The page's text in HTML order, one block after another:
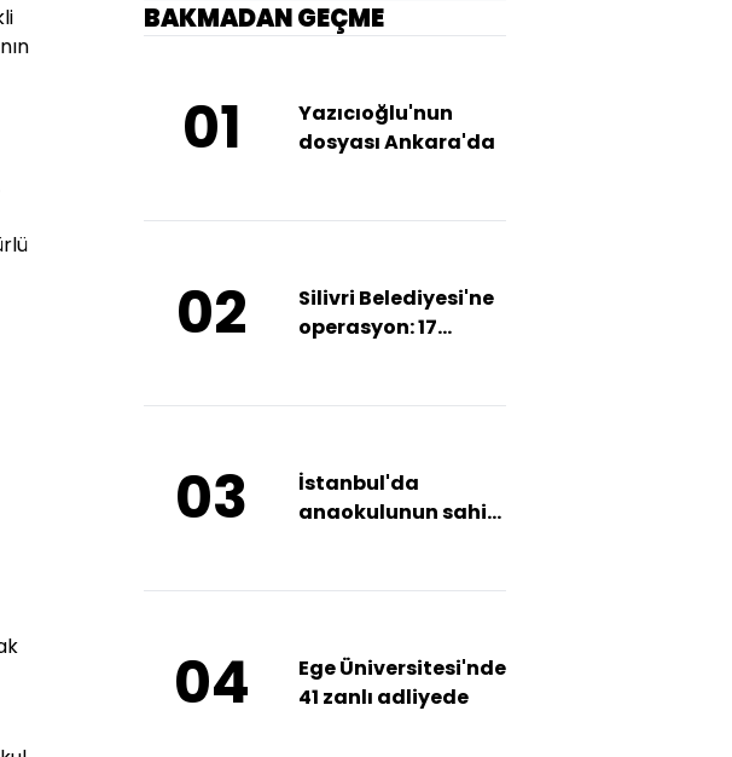
BAKMADAN GEÇME
01
Yazıcıoğlu'nun
dosyası Ankara'da
02
Silivri Belediyesi'ne
operasyon: 17
03
İstanbul'da
anaokulunun sahibi
04
Ege Üniversitesi'nde
41 zanlı adliyede